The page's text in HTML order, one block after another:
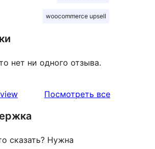
woocommerce upsell
нет ни одного отзыва.
Посмотреть всеотзывы
сказать? Нужна